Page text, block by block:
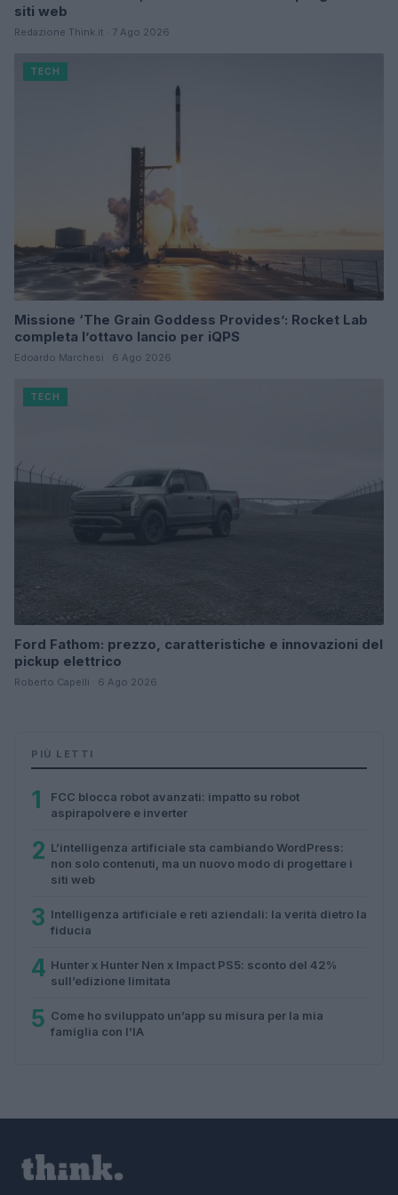
siti web
Redazione Think.it · 7 Ago 2026
TECH
Missione ‘The Grain Goddess Provides’: Rocket Lab
completa l’ottavo lancio per iQPS
Edoardo Marchesi · 6 Ago 2026
TECH
Ford Fathom: prezzo, caratteristiche e innovazioni del
pickup elettrico
Roberto Capelli · 6 Ago 2026
PIÙ LETTI
1
FCC blocca robot avanzati: impatto su robot
aspirapolvere e inverter
2 L’intelligenza artificiale sta cambiando WordPress:
non solo contenuti, ma un nuovo modo di progettare i
siti web
3 Intelligenza artificiale e reti aziendali: la verità dietro la
fiducia
4 Hunter x Hunter Nen x Impact PS5: sconto del 42%
sull’edizione limitata
5 Come ho sviluppato un’app su misura per la mia
famiglia con l’IA